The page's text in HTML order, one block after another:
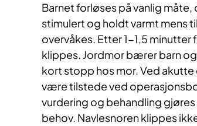
Barnet forløses på vanlig
stimulert og holdt varmt mens
overvåkes. Etter 1-1,5
klippes. Jordmor bærer barn
kort stopp hos mor. Ved
være tilstede ved
vurdering og behandling
behov. Navlesnoren klippes